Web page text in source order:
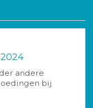
andere
bij